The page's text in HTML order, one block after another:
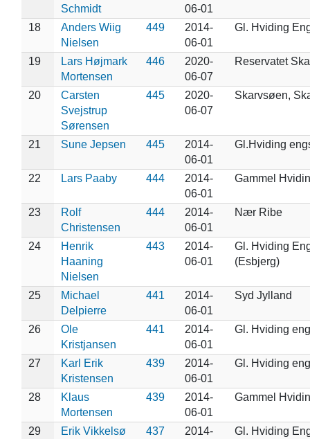
Schmidt
06-01
18
Anders Wiig
Nielsen
449
2014-
06-01
Gl. Hviding
19
Lars Højmark
Mortensen
446
2020-
06-07
Reservatet
20
Carsten
Svejstrup
Sørensen
445
2020-
06-07
Skarvsøen,
21 Sune Jepsen 445
2014-
06-01
Gl.Hviding
22 Lars Paaby 444
2014-
06-01
Gammel
23
Rolf
Christensen
444
2014-
06-01
Nær Ribe
24
Henrik
Haaning
Nielsen
443
2014-
06-01
Gl. Hviding
(Esbjerg)
25
Michael
Delpierre
441
2014-
06-01
Syd Jylland
26
Ole
Kristjansen
441
2014-
06-01
Gl. Hviding
27
Karl Erik
Kristensen
439
2014-
06-01
Gl. Hviding
28
Klaus
Mortensen
439
2014-
06-01
Gammel
29
Erik Vikkelsø
437
2014-
Gl. Hviding